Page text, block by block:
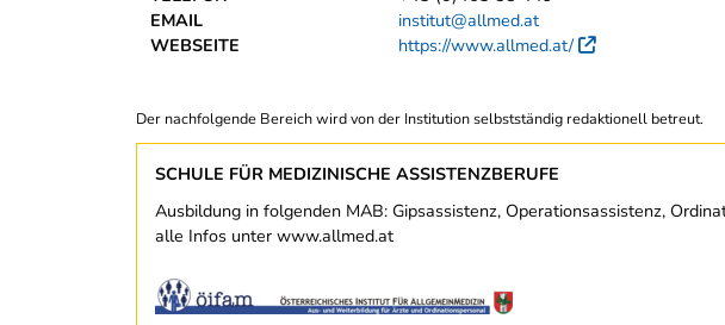
EMAIL
institut@allmed.at
WEBSEITE
https://www.allmed.at/ Externer
Der nachfolgende Bereich wird von der Institution selbstständig redaktionell betreut.
SCHULE FÜR MEDIZINISCHE ASSISTENZBERUFE
Ausbildung in folgenden MAB: Gipsassistenz, Operationsassistenz,
alle Infos unter www.allmed.at